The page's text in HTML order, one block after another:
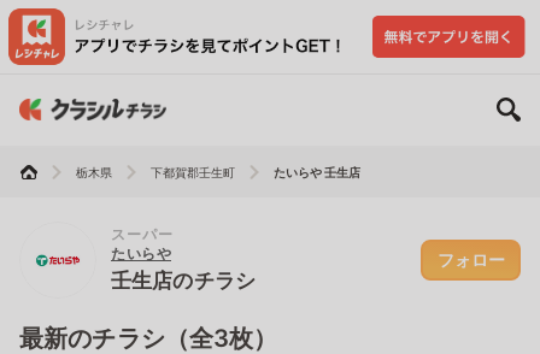
栃木県 下都賀郡壬生町 たいらや 壬生店
スーパー
たいらや
壬生店のチラシ
フォロー
最新のチラシ（全3枚）